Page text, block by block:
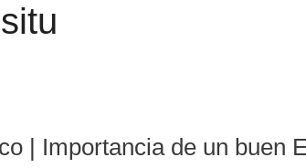
| Importancia de un buen